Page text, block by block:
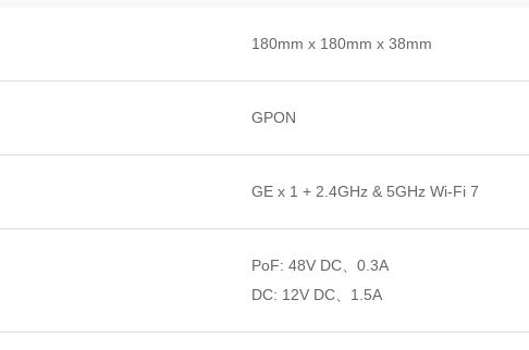
180mm x 180mm x 38mm
GPON
GE x 1 + 2.4GHz & 5GHz Wi-Fi 7
PoF: 48V DC、0.3A
DC: 12V DC、1.5A